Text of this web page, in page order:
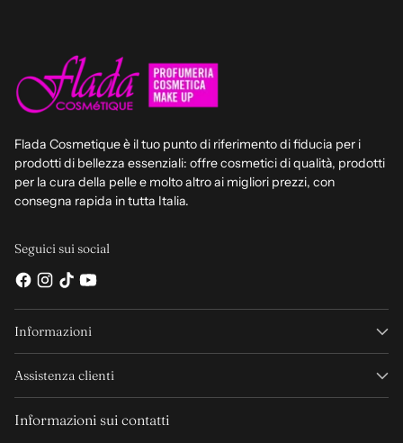
Flada Cosmetique è il tuo punto di riferimento di fiducia per i
prodotti di bellezza essenziali: offre cosmetici di qualità, prodotti
per la cura della pelle e molto altro ai migliori prezzi, con
consegna rapida in tutta Italia.
Seguici sui social
Informazioni
Assistenza clienti
Informazioni sui contatti